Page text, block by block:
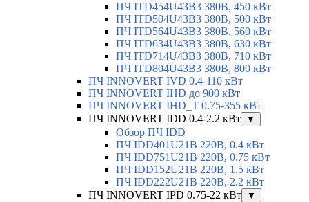
ПЧ ITD454U43B3 380В, 450 кВт
ПЧ ITD504U43B3 380В, 500 кВт
ПЧ ITD564U43B3 380В, 560 кВт
ПЧ ITD634U43B3 380В, 630 кВт
ПЧ ITD714U43B3 380В, 710 кВт
ПЧ ITD804U43B3 380В, 800 кВт
ПЧ INNOVERT IVD 0.4-110 кВт
ПЧ INNOVERT IHD до 900 кВт
ПЧ INNOVERT IHD_T 0.75-355 кВт
ПЧ INNOVERT IDD 0.4-2.2 кВт
▼
Обзор ПЧ IDD
ПЧ IDD401U21B 220В, 0.4 кВт
ПЧ IDD751U21B 220В, 0.75 кВт
ПЧ IDD152U21B 220В, 1.5 кВт
ПЧ IDD222U21B 220В, 2.2 кВт
ПЧ INNOVERT IPD 0.75-22 кВт
▼